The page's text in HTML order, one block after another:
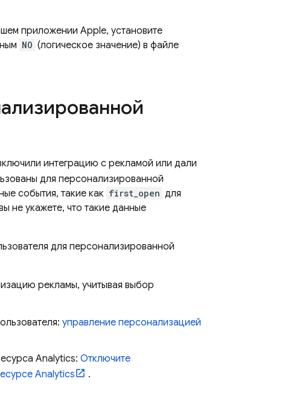
приложении Apple, установите
NO (логическое значение) в файле
интеграцию с рекламой или дали
для персонализированной
события, такие как first_open для
не укажете, что такие данные
для персонализированной
рекламы, учитывая выбор
управление персонализацией
Analytics: Отключите
Analytics
.